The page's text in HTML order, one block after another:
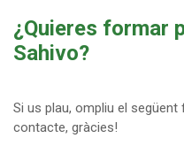
¿Quieres formar
Sahivo?
Si us plau, ompliu el
contacte, gràcies!